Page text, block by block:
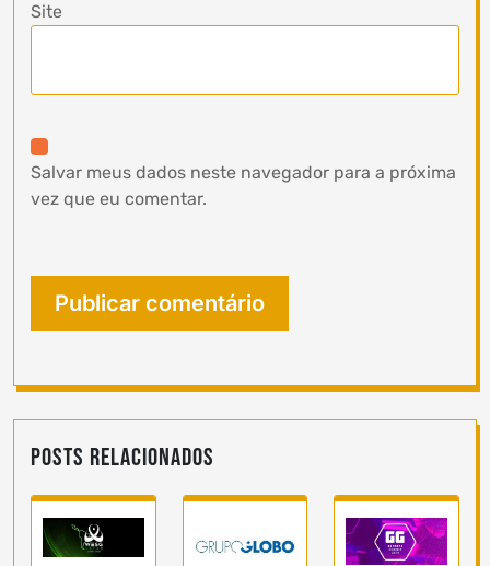
Site
Salvar meus dados neste navegador para a próxima
vez que eu comentar.
Posts Relacionados